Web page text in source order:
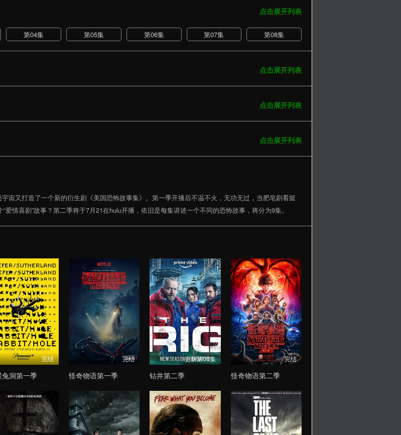
点击展开列表
第04集 第05集 第06集 第07集 第08集
点击展开列表
点击展开列表
点击展开列表
宙又打造了一个新的衍生剧《美国恐怖故事集》。第一季开播后不温不火，无功无过，当肥皂剧看挺
情喜剧”故事？第二季将于7月21在hulu开播，依旧是每集讲述一个不同的恐怖故事，将分为9集。
完结
兔洞第一季
完结
怪奇物语第一季
更新第06集
钻井第二季
完结
怪奇物语第二季